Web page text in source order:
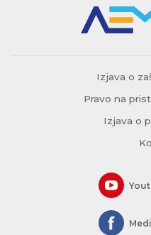
Izjava o
Pravo na
Izjava o